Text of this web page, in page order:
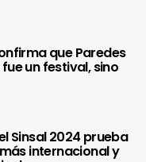
que Paredes
un festival, sino
Sinsal 2024 prueba
internacional y